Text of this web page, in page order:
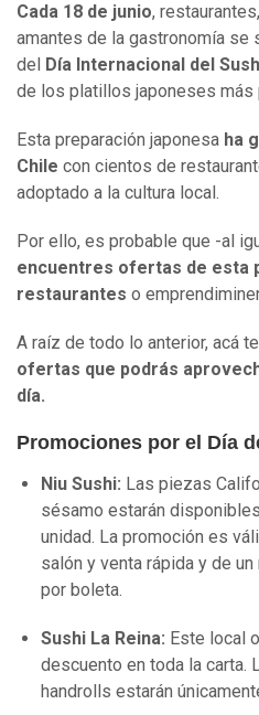
Cada 18 de junio,
amantes de la gastronomía se
del
Día Internacional del
de los platillos japoneses más
Esta preparación japonesa ha
Chile con cientos de
adoptado a la cultura local.
Por ello, es probable que -al
encuentres ofertas de esta
restaurantes o
A raíz de todo lo anterior, acá
ofertas que podrás
día.
Promociones por el Día
Niu Sushi: Las piezas
sésamo estarán
unidad. La promoción es
salón y venta rápida y de
por boleta.
Sushi La Reina: Este local
descuento en toda la carta.
handrolls estarán